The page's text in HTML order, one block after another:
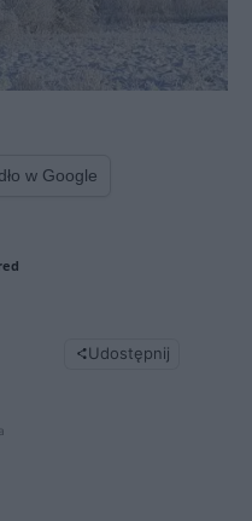
w Google
Udostępnij